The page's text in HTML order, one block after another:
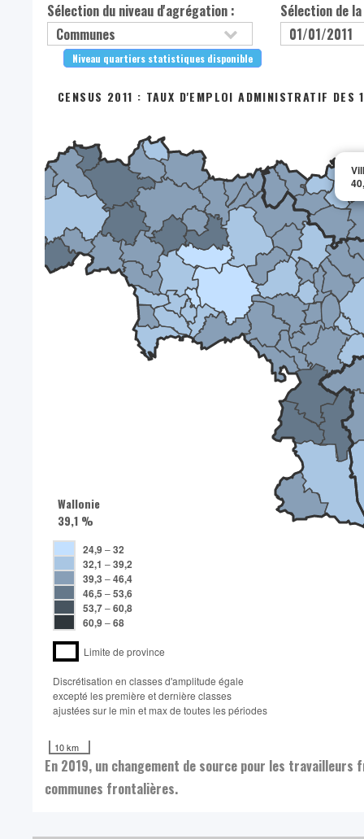
Sélection du niveau d'agrégation :
Niveau quartiers statistiques disponible
Sélection de
CENSUS 2011 : TAUX D'EMPLOI ADMINISTRATIF
Wallonie
39,1 %
24,9–32
32,1 –39,2
39,3 –46,4
46,5 –53,6
53,7–60,8
60,9–68
Limite de province
Discrétisation en classes d'amplitude égale​
excepté les première et dernière classes
ajustées sur le min et max de toutes les périodes
10 km
En 2019, un changement de source pour les
communes frontalières.